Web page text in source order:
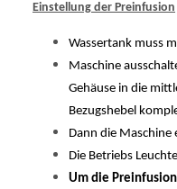
Einstellung der Preinfusion
Wassertank muss
Maschine
Gehäuse in die
Bezugshebel
Dann die Maschine
Die Betriebs
Um die